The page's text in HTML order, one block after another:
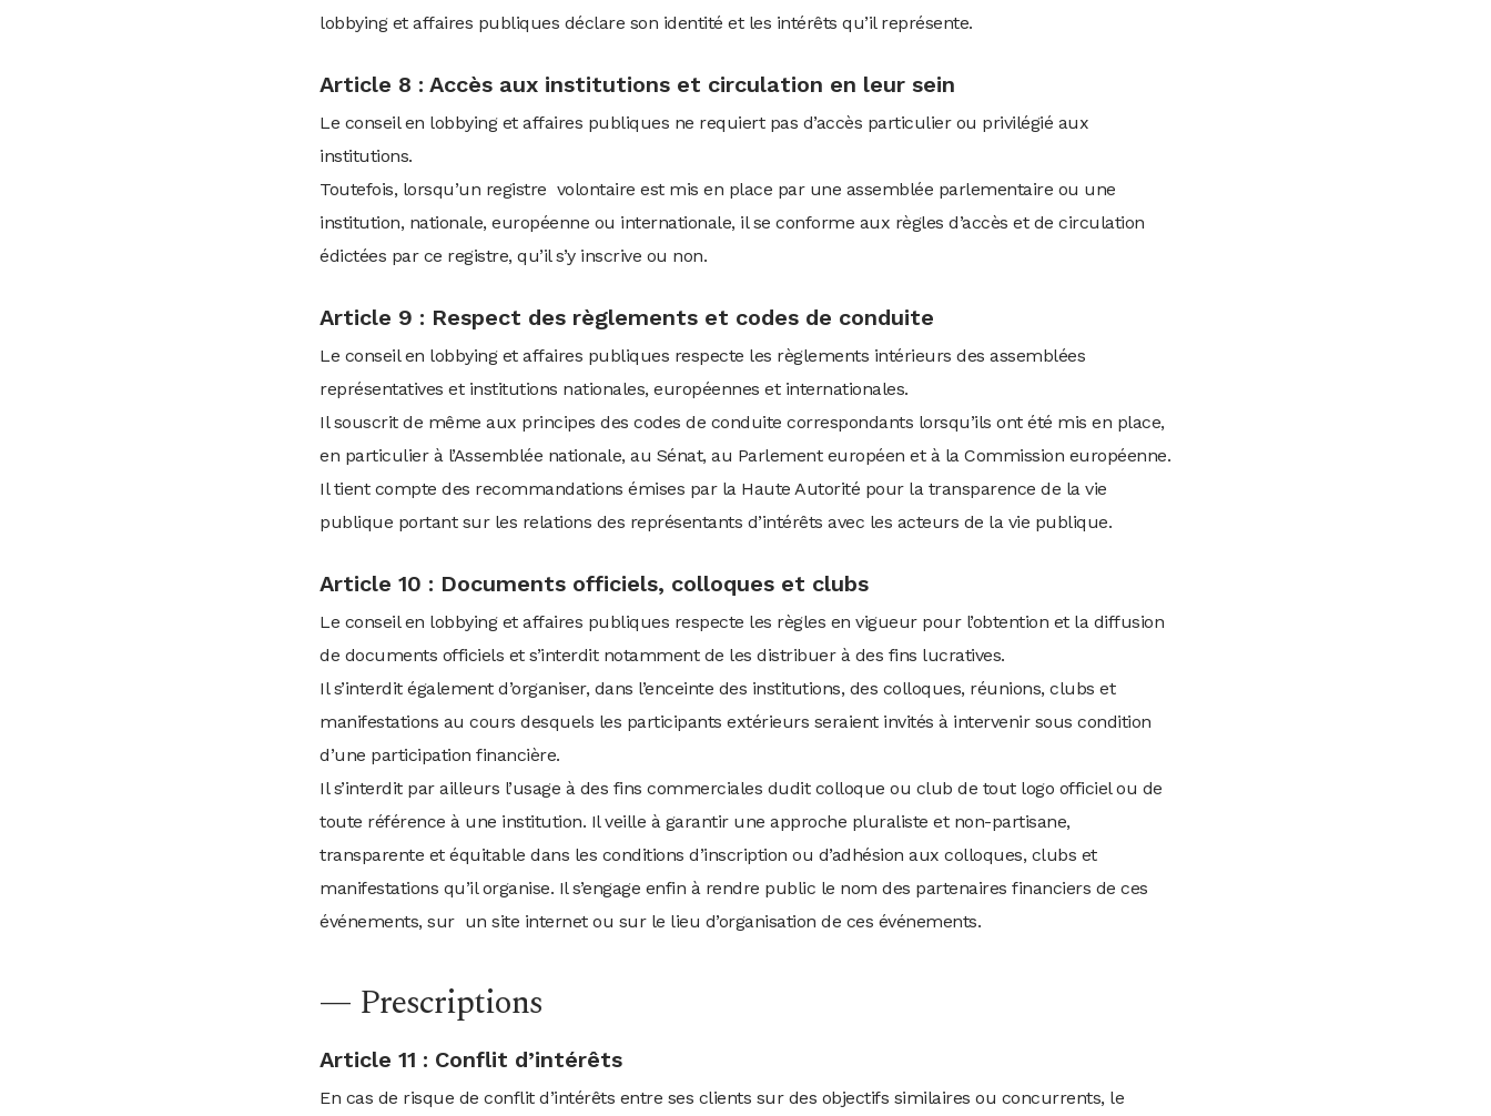
lobbying et affaires publiques déclare son identité et les intérêts qu’il représente.
Article 8 : Accès aux institutions et circulation en leur sein
Le conseil en lobbying et affaires publiques ne requiert pas d’accès particulier ou privilégié aux
institutions.
Toutefois, lorsqu’un registre volontaire est mis en place par une assemblée parlementaire ou une
institution, nationale, européenne ou internationale, il se conforme aux règles d’accès et de circulation
édictées par ce registre, qu’il s’y inscrive ou non.
Article 9 : Respect des règlements et codes de conduite
Le conseil en lobbying et affaires publiques respecte les règlements intérieurs des assemblées
représentatives et institutions nationales, européennes et internationales.
Il souscrit de même aux principes des codes de conduite correspondants lorsqu’ils ont été mis en place,
en particulier à l’Assemblée nationale, au Sénat, au Parlement européen et à la Commission européenne.
Il tient compte des recommandations émises par la Haute Autorité pour la transparence de la vie
publique portant sur les relations des représentants d’intérêts avec les acteurs de la vie publique.
Article 10 : Documents officiels, colloques et clubs
Le conseil en lobbying et affaires publiques respecte les règles en vigueur pour l’obtention et la diffusion
de documents officiels et s’interdit notamment de les distribuer à des fins lucratives.
Il s’interdit également d’organiser, dans l’enceinte des institutions, des colloques, réunions, clubs et
manifestations au cours desquels les participants extérieurs seraient invités à intervenir sous condition
d’une participation financière.
Il s’interdit par ailleurs l’usage à des fins commerciales dudit colloque ou club de tout logo officiel ou de
toute référence à une institution. Il veille à garantir une approche pluraliste et non-partisane,
transparente et équitable dans les conditions d’inscription ou d’adhésion aux colloques, clubs et
manifestations qu’il organise. Il s’engage enfin à rendre public le nom des partenaires financiers de ces
événements, sur un site internet ou sur le lieu d’organisation de ces événements.
— Prescriptions
Article 11 : Conflit d’intérêts
En cas de risque de conflit d’intérêts entre ses clients sur des objectifs similaires ou concurrents, le